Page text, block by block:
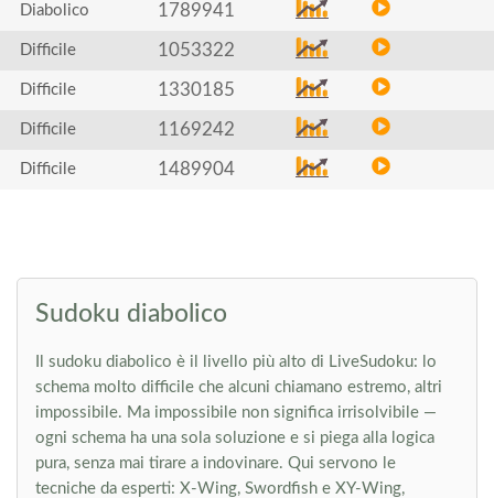
Diabolico 1789941
Difficile 1053322
Difficile 1330185
Difficile 1169242
Difficile 1489904
Sudoku diabolico
Il sudoku diabolico è il livello più alto di LiveSudoku: lo
schema molto difficile che alcuni chiamano estremo, altri
impossibile. Ma impossibile non significa irrisolvibile —
ogni schema ha una sola soluzione e si piega alla logica
pura, senza mai tirare a indovinare. Qui servono le
tecniche da esperti: X-Wing, Swordfish e XY-Wing,